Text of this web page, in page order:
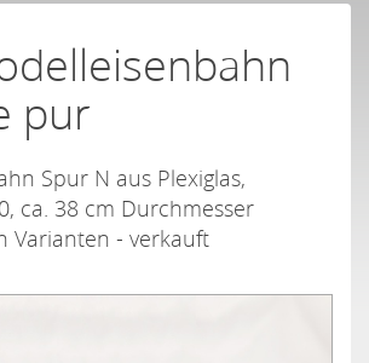
pur
Spur N aus Plexiglas,
ca. 38 cm Durchmesser
Varianten - verkauft